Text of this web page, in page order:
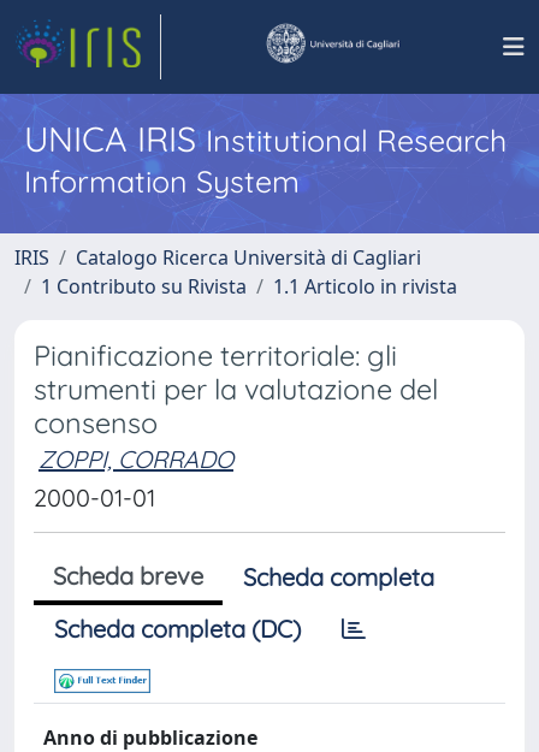
UNICA IRISInstitutional Research
Information System
IRIS
Catalogo Ricerca Università di Cagliari
1 Contributo su Rivista
1.1 Articolo in rivista
Pianificazione territoriale: gli
strumenti per la valutazione del
consenso
ZOPPI, CORRADO
2000-01-01
Scheda breve
Scheda completa
Scheda completa (DC)
Anno di pubblicazione